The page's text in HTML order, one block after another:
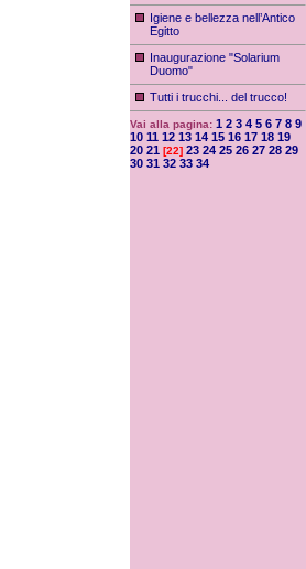
Igiene e bellezza nell’Antico
Egitto
Inaugurazione "Solarium
Duomo"
Tutti i trucchi... del trucco!
Vai alla pagina: 1 2 3 4 5 6 7 8 9
10 11 12 13 14 15 16 17 18 19
20 21 [22] 23 24 25 26 27 28 29
30 31 32 33 34